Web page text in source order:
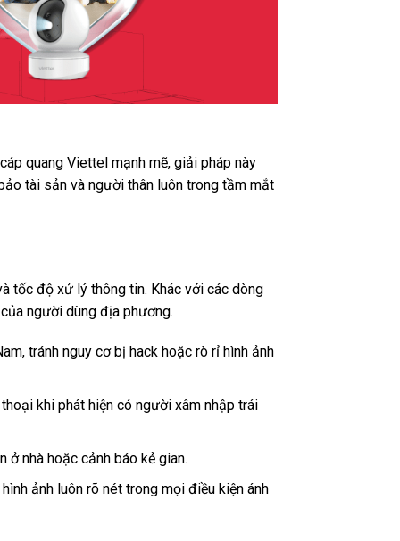
quang Viettel mạnh mẽ, giải pháp này
tài sản và người thân luôn trong tầm mắt
tốc độ xử lý thông tin. Khác với các dòng
người dùng địa phương.
tránh nguy cơ bị hack hoặc rò rỉ hình ảnh
khi phát hiện có người xâm nhập trái
nhà hoặc cảnh báo kẻ gian.
ảnh luôn rõ nét trong mọi điều kiện ánh